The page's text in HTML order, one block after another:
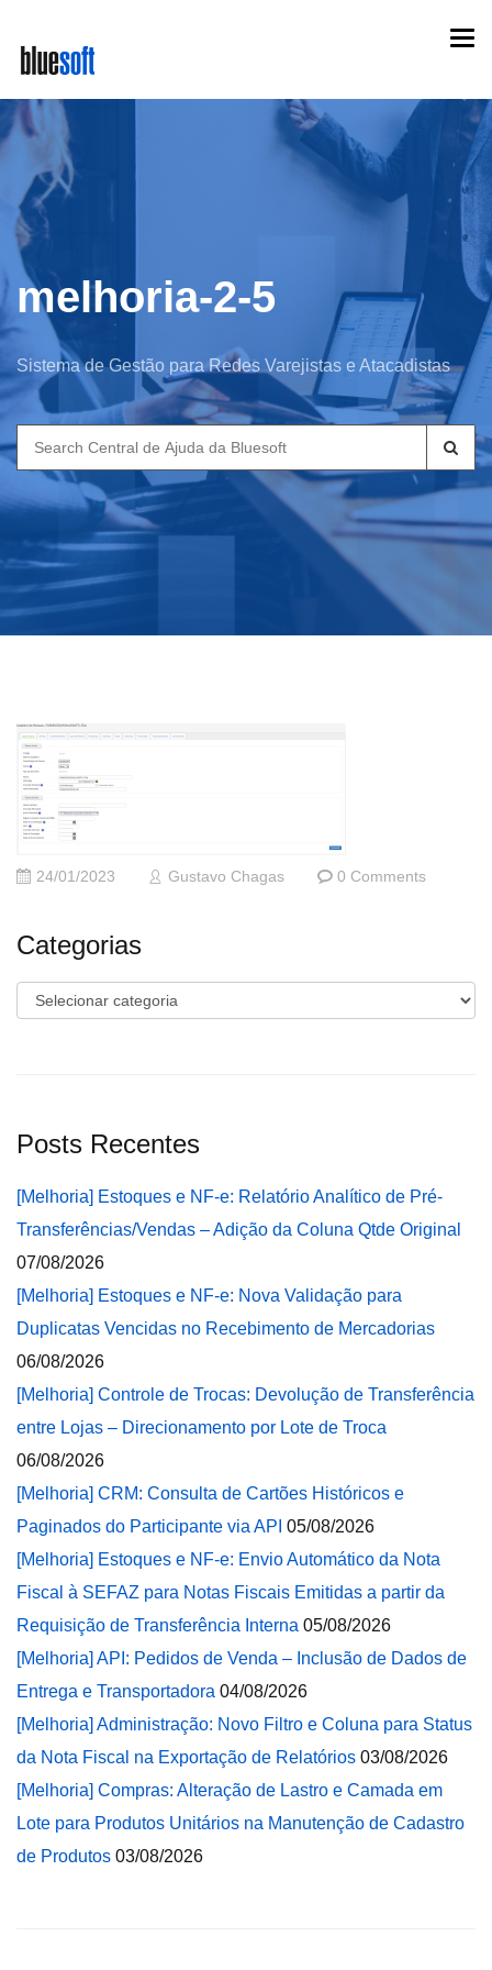
main
content
melhoria-2-5
Sistema de Gestão para Redes Varejistas e Atacadistas
Search
for:
24/01/2023 Gustavo Chagas 0 Comments
Categorias
Categorias
Posts Recentes
[Melhoria] Estoques e NF-e: Relatório Analítico de Pré-
Transferências/Vendas – Adição da Coluna Qtde Original
07/08/2026
[Melhoria] Estoques e NF-e: Nova Validação para
Duplicatas Vencidas no Recebimento de Mercadorias
06/08/2026
[Melhoria] Controle de Trocas: Devolução de Transferência
entre Lojas – Direcionamento por Lote de Troca
06/08/2026
[Melhoria] CRM: Consulta de Cartões Históricos e
Paginados do Participante via API 05/08/2026
[Melhoria] Estoques e NF-e: Envio Automático da Nota
Fiscal à SEFAZ para Notas Fiscais Emitidas a partir da
Requisição de Transferência Interna 05/08/2026
[Melhoria] API: Pedidos de Venda – Inclusão de Dados de
Entrega e Transportadora 04/08/2026
[Melhoria] Administração: Novo Filtro e Coluna para Status
da Nota Fiscal na Exportação de Relatórios 03/08/2026
[Melhoria] Compras: Alteração de Lastro e Camada em
Lote para Produtos Unitários na Manutenção de Cadastro
de Produtos 03/08/2026